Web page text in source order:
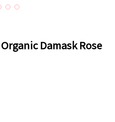
Damask Rose